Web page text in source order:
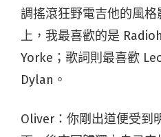
調搖滾狂野電吉他的風
上，我最喜歡的是
Yorke；歌詞則最喜歡
Dylan。
Oliver：你剛出道便受到